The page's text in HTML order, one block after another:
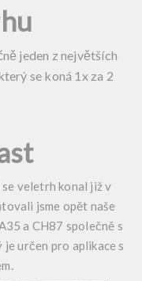
jeden z největších
se koná 1x za 2
veletrh konal již v
jsme opět naše
a CH87 společně s
určen pro aplikace s